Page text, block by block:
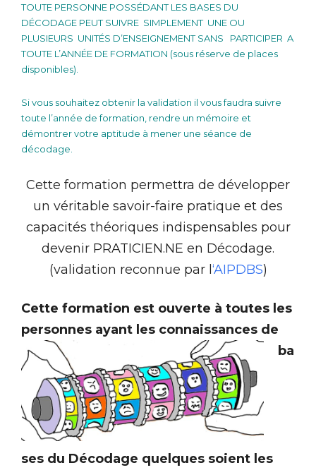
TOUTE PERSONNE POSSÉDANT LES BASES DU
DÉCODAGE PEUT SUIVRE SIMPLEMENT UNE OU
PLUSIEURS UNITÉS D’ENSEIGNEMENT SANS
PARTICIPER A
TOUTE L’ANNÉE DE FORMATION (sous réserve de places
disponibles).
Si vous souhaitez obtenir la validation il vous faudra suivre
toute l’année de formation, rendre un mémoire et
démontrer votre aptitude à mener une séance de
décodage.
Cette formation permettra de développer
un véritable savoir-faire pratique et des
capacités théoriques indispensables pour
devenir PRATICIEN.NE en Décodage.
(validation reconnue par l‘AIPDBS)
Cette formation est ouverte à toutes les
personnes ayant les connaissances de
ba
ses du Décodage quelques soient les